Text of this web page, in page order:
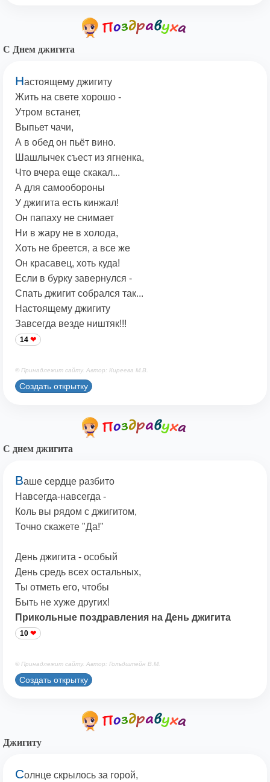
С Днем джигита
Настоящему джигиту
Жить на свете хорошо -
Утром встанет,
Выпьет чачи,
А в обед он пьёт вино.
Шашлычек съест из ягненка,
Что вчера еще скакал...
А для самообороны
У джигита есть кинжал!
Он папаху не снимает
Ни в жару не в холода,
Хоть не бреется, а все же
Он красавец, хоть куда!
Если в бурку завернулся -
Спать джигит собрался так...
Настоящему джигиту
Завсегда везде ништяк!!!
14
© Принадлежит сайту. Автор: Киреева М.В.
Создать открытку
С днем джигита
Ваше сердце разбито
Навсегда-навсегда -
Коль вы рядом с джигитом,
Точно скажете "Да!"
День джигита - особый
День средь всех остальных,
Ты отметь его, чтобы
Быть не хуже других!
Прикольные поздравления на День джигита
10
© Принадлежит сайту. Автор: Гольдштейн В.М.
Создать открытку
Джигиту
Солнце скрылось за горой,